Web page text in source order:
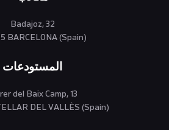
Badajoz, 32
BARCELONA (Spain)
المستودعات
del Baix Camp, 13
DEL VALLÈS (Spain)